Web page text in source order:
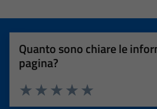
Quanto sono chiare le
pagina?
Valuta 5 stelle su 5
Valuta 4 stelle su 5
Valuta 3 stelle su 5
Valuta 2 stelle su 5
Valuta 1 stelle su 5